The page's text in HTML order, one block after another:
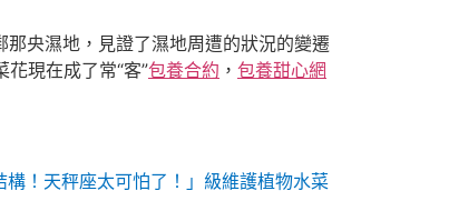
央濕地，見證了濕地周遭的狀況的變遷
現在成了常“客”包養合約 ， 包養甜心網
！天秤座太可怕了！」級維護植物水菜